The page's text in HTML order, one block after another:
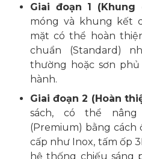
Giai đoạn 1 (Khung
móng và khung kết
mặt có thể hoàn
chuẩn (Standard)
thường hoặc sơn
hành.
Giai đoạn 2 (Hoàn
sách, có thể
(Premium) bằng cách
cấp như Inox, tấm ốp
hệ thống chiếu sáng